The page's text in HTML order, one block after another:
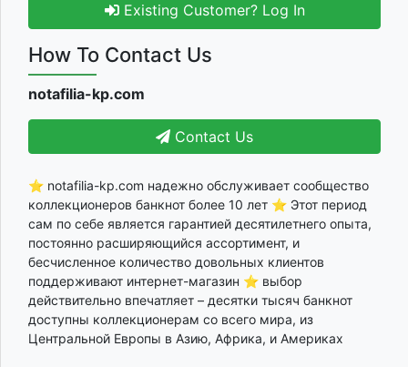
Existing Customer? Log In
How To Contact Us
notafilia-kp.com
Contact Us
⭐ notafilia-kp.com надежно обслуживает сообщество
коллекционеров банкнот более 10 лет ⭐ Этот период
сам по себе является гарантией десятилетнего опыта,
постоянно расширяющийся ассортимент, и
бесчисленное количество довольных клиентов
поддерживают интернет-магазин ⭐ выбор
действительно впечатляет – десятки тысяч банкнот
доступны коллекционерам со всего мира, из
Центральной Европы в Азию, Африка, и Америках